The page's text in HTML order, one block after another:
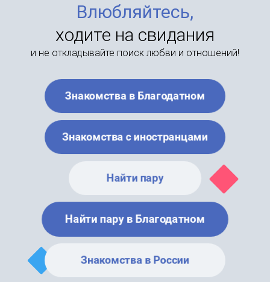
Влюбляйтесь,
ходите на свидания
и не откладывайте поиск любви и отношений!
Знакомства в Благодатном
Знакомства с иностранцами
Найти пару
Найти пару в Благодатном
Знакомства в России